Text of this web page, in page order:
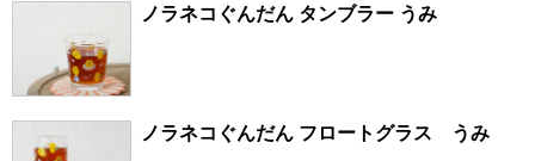
ノラネコぐんだん タンブラー うみ
ノラネコぐんだん フロートグラス うみ